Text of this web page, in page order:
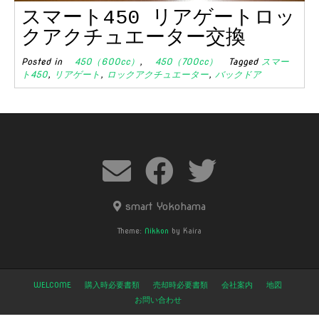
スマート450 リアゲートロッ
クアクチュエーター交換
Posted in 450（600cc） , 450（700cc） Tagged スマー
ト450, リアゲート , ロックアクチュエーター, バックドア
smart Yokohama
Theme: Nikkon by Kaira
WELCOME 購入時必要書類 売却時必要書類 会社案内
地図
お問い合わせ